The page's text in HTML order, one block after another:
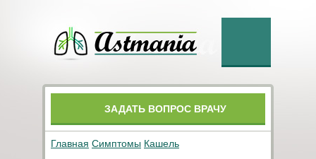
ЗАДАТЬ ВОПРОС ВРАЧУ
Главная Симптомы Кашель